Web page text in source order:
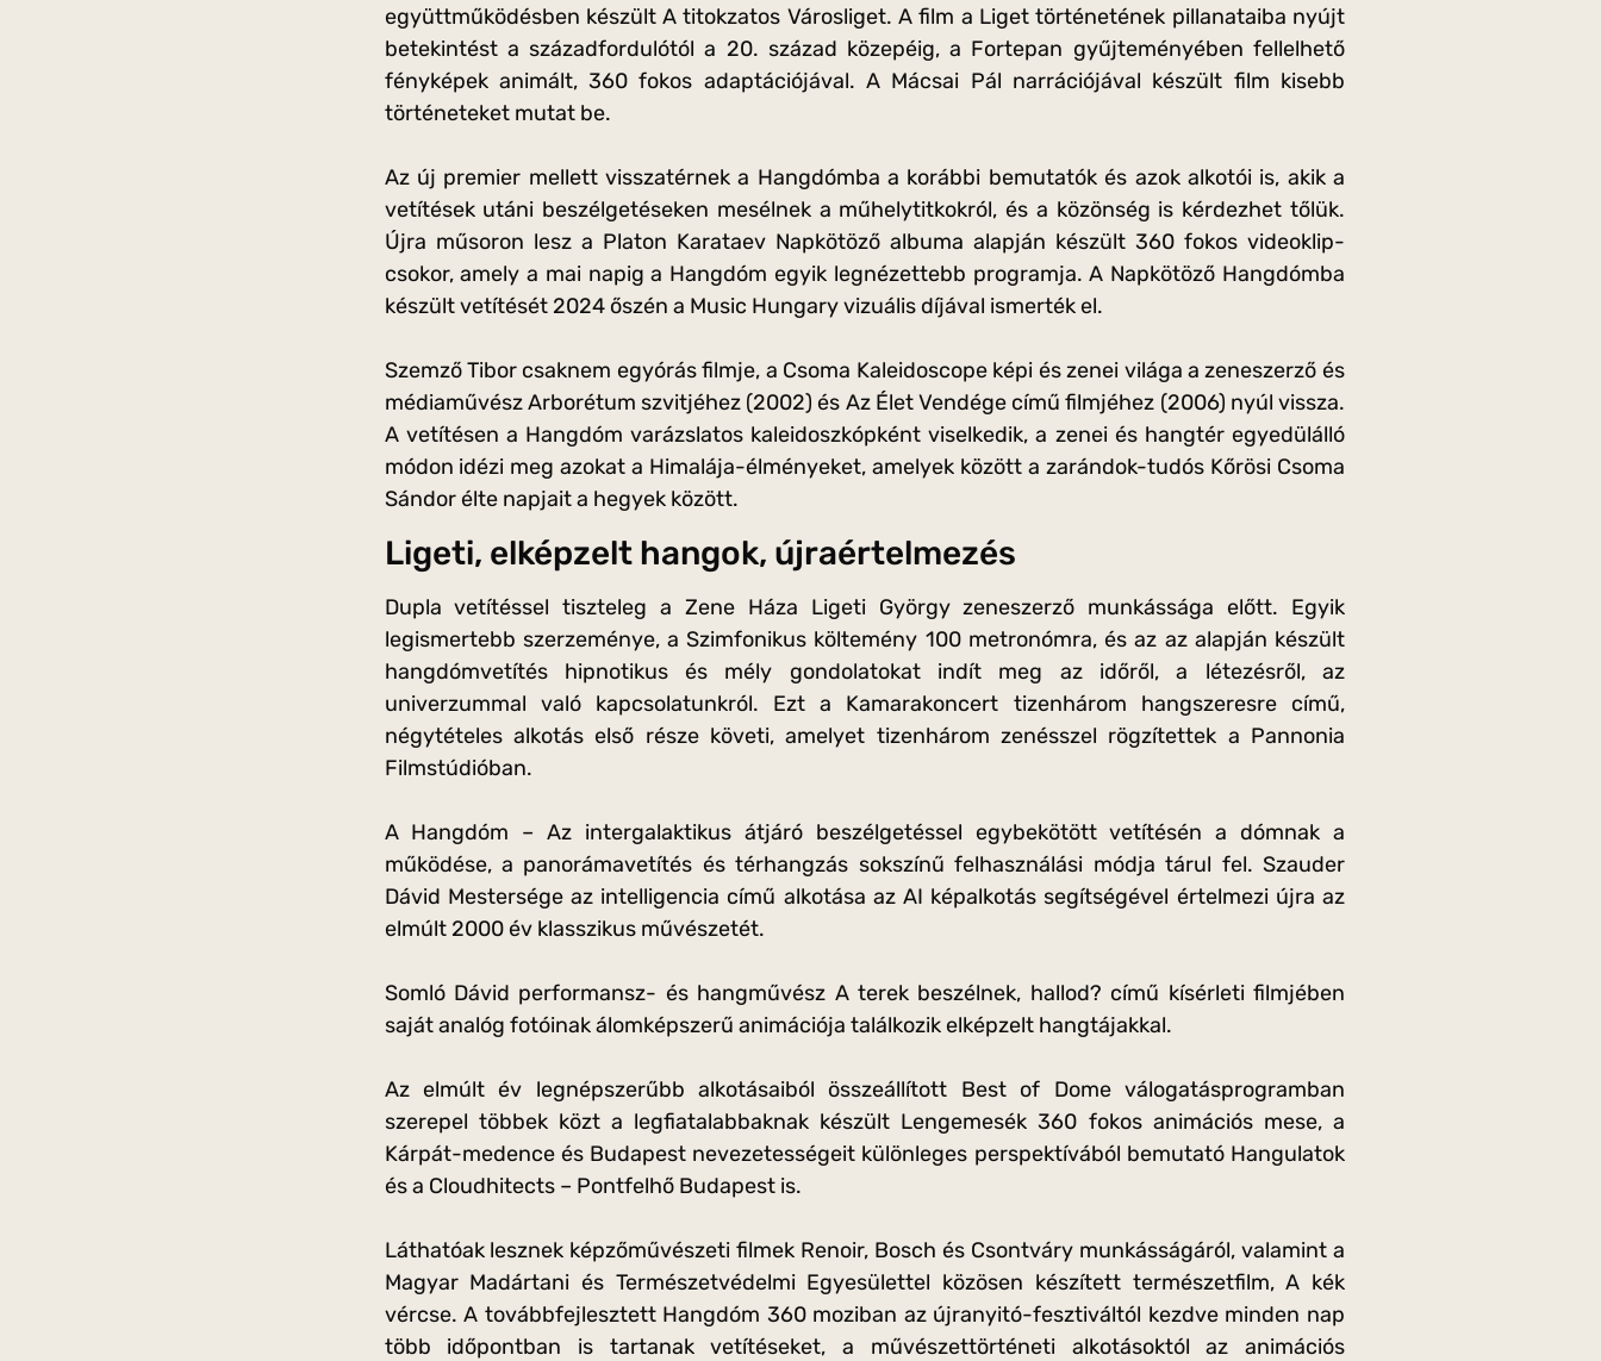
együttműködésben készült A titokzatos Városliget. A film a Liget történetének pillanataiba nyújt
betekintést a századfordulótól a 20. század közepéig, a Fortepan gyűjteményében fellelhető
fényképek animált, 360 fokos adaptációjával. A Mácsai Pál narrációjával készült film kisebb
történeteket mutat be.
Az új premier mellett visszatérnek a Hangdómba a korábbi bemutatók és azok alkotói is, akik a
vetítések utáni beszélgetéseken mesélnek a műhelytitkokról, és a közönség is kérdezhet tőlük.
Újra műsoron lesz a Platon Karataev Napkötöző albuma alapján készült 360 fokos videoklip-
csokor, amely a mai napig a Hangdóm egyik legnézettebb programja. A Napkötöző Hangdómba
készült vetítését 2024 őszén a Music Hungary vizuális díjával ismerték el.
Szemző Tibor csaknem egyórás filmje, a Csoma Kaleidoscope képi és zenei világa a zeneszerző és
médiaművész Arborétum szvitjéhez (2002) és Az Élet Vendége című filmjéhez (2006) nyúl vissza.
A vetítésen a Hangdóm varázslatos kaleidoszkópként viselkedik, a zenei és hangtér egyedülálló
módon idézi meg azokat a Himalája-élményeket, amelyek között a zarándok-tudós Kőrösi Csoma
Sándor élte napjait a hegyek között.
Ligeti, elképzelt hangok, újraértelmezés
Dupla vetítéssel tiszteleg a Zene Háza Ligeti György zeneszerző munkássága előtt. Egyik
legismertebb szerzeménye, a Szimfonikus költemény 100 metronómra, és az az alapján készült
hangdómvetítés hipnotikus és mély gondolatokat indít meg az időről, a létezésről, az
univerzummal való kapcsolatunkról. Ezt a Kamarakoncert tizenhárom hangszeresre című,
négytételes alkotás első része követi, amelyet tizenhárom zenésszel rögzítettek a Pannonia
Filmstúdióban.
A Hangdóm – Az intergalaktikus átjáró beszélgetéssel egybekötött vetítésén a dómnak a
működése, a panorámavetítés és térhangzás sokszínű felhasználási módja tárul fel. Szauder
Dávid Mestersége az intelligencia című alkotása az AI képalkotás segítségével értelmezi újra az
elmúlt 2000 év klasszikus művészetét.
Somló Dávid performansz- és hangművész A terek beszélnek, hallod? című kísérleti filmjében
saját analóg fotóinak álomképszerű animációja találkozik elképzelt hangtájakkal.
Az elmúlt év legnépszerűbb alkotásaiból összeállított Best of Dome válogatásprogramban
szerepel többek közt a legfiatalabbaknak készült Lengemesék 360 fokos animációs mese, a
Kárpát-medence és Budapest nevezetességeit különleges perspektívából bemutató Hangulatok
és a Cloudhitects – Pontfelhő Budapest is.
Láthatóak lesznek képzőművészeti filmek Renoir, Bosch és Csontváry munkásságáról, valamint a
Magyar Madártani és Természetvédelmi Egyesülettel közösen készített természetfilm, A kék
vércse. A továbbfejlesztett Hangdóm 360 moziban az újranyitó-fesztiváltól kezdve minden nap
több időpontban is tartanak vetítéseket, a művészettörténeti alkotásoktól az animációs